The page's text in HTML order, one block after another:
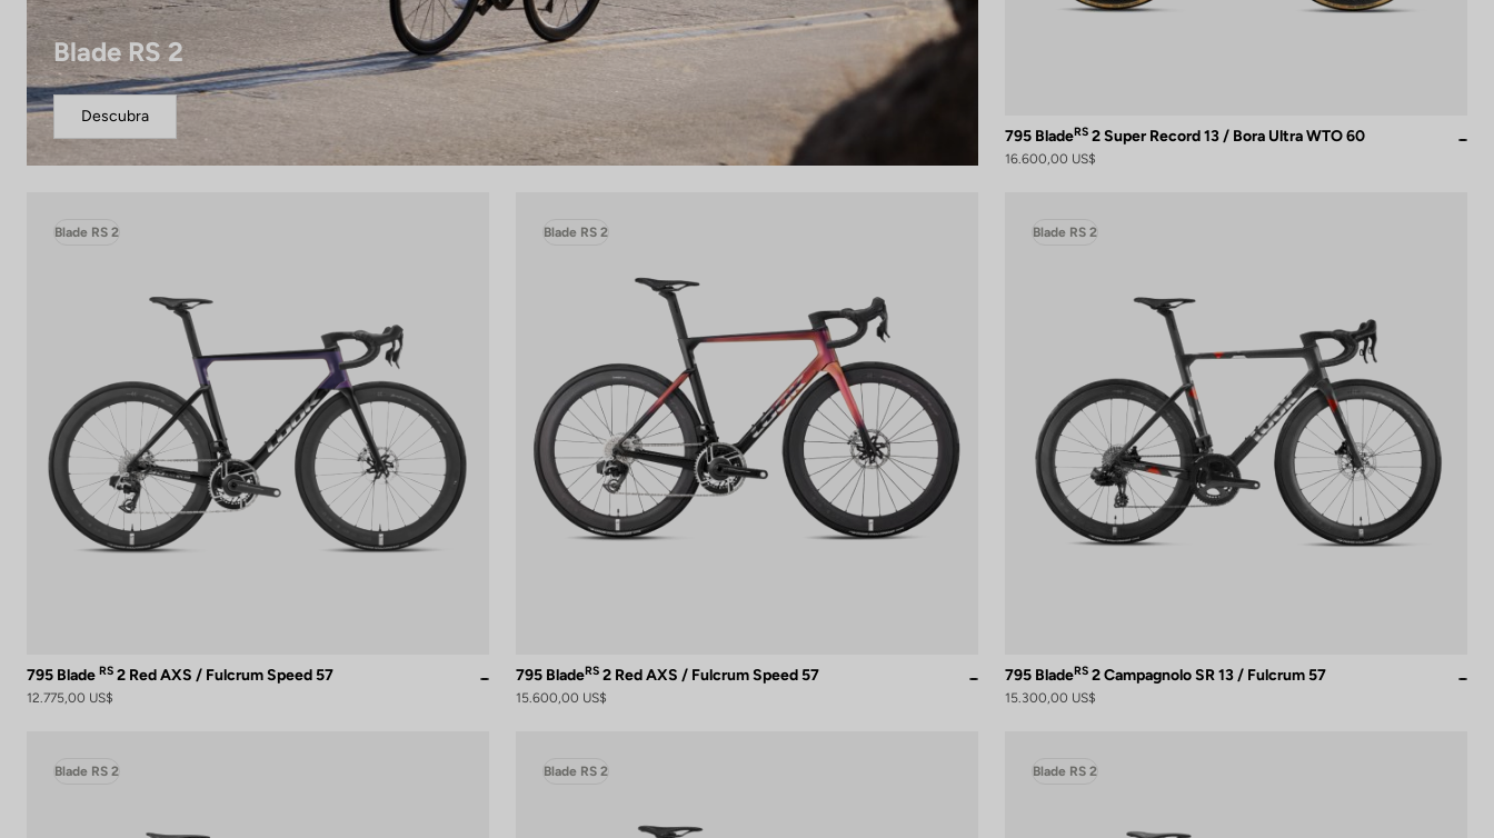
Blade RS 2
Descubra
795 BladeRS 2 Super Record 13 / Bora Ultra WTO 60
16.600,00 US$
Blade RS 2
795 Blade RS 2 Red AXS / Fulcrum Speed 57
12.775,00 US$
Blade RS 2
795 BladeRS 2 Red AXS / Fulcrum Speed 57
15.600,00 US$
Blade RS 2
795 BladeRS 2 Campagnolo SR 13 / Fulcrum 57
15.300,00 US$
Blade RS 2 Blade RS 2 Blade RS 2